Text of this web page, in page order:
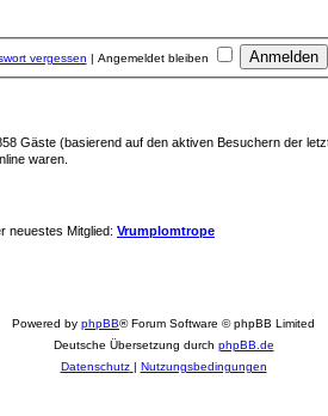
vergessen | Angemeldet bleiben
Gäste (basierend auf den aktiven Besuchern der
waren.
neuestes Mitglied: Vrumplomtrope
Powered by phpBB® Forum Software © phpBB Limited
Deutsche Übersetzung durch phpBB.de
Datenschutz | Nutzungsbedingungen